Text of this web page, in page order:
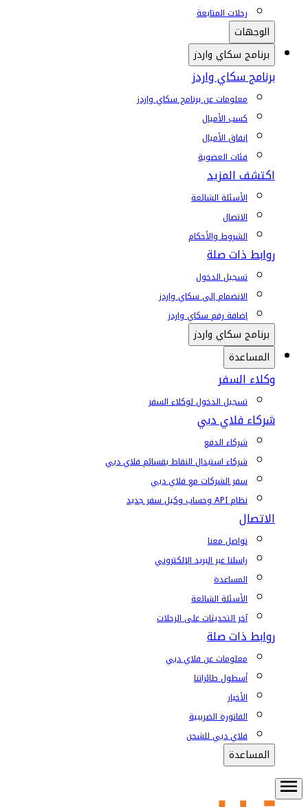
رحلات المتابعة
الوجهات
برنامج سكاي واردز
برنامج سكاي واردز
معلومات عن برنامج سكاي واردز
كسب الأميال
إنفاق الأميال
فئات العضوية
اكتشف المزيد
الأسئلة الشائعة
الاتصال
الشروط والأحكام
روابط ذات صلة
تسجيل الدخول
الانضمام إلى سكاي واردز
إضافة رقم سكاي واردز
برنامج سكاي واردز
المساعدة
وكلاء السفر
تسجيل الدخول لوكلاء السفر
شركاء فلاي دبي
شركاء الدفع
شركاء استبدال النقاط بقسائم فلاي دبي
سفر الشركات مع فلاي دبي
نظام API وحساب وكيل سفر جديد
الاتصال
تواصل معنا
راسلنا عبر البريد الإلكتروني
المساعدة
الأسئلة الشائعة
آخر التحديثات على الرحلات
روابط ذات صلة
معلومات عن فلاي دبي
أسطول طائراتنا
الأخبار
الفاتورة الضريبية
فلاي دبي للشحن
المساعدة